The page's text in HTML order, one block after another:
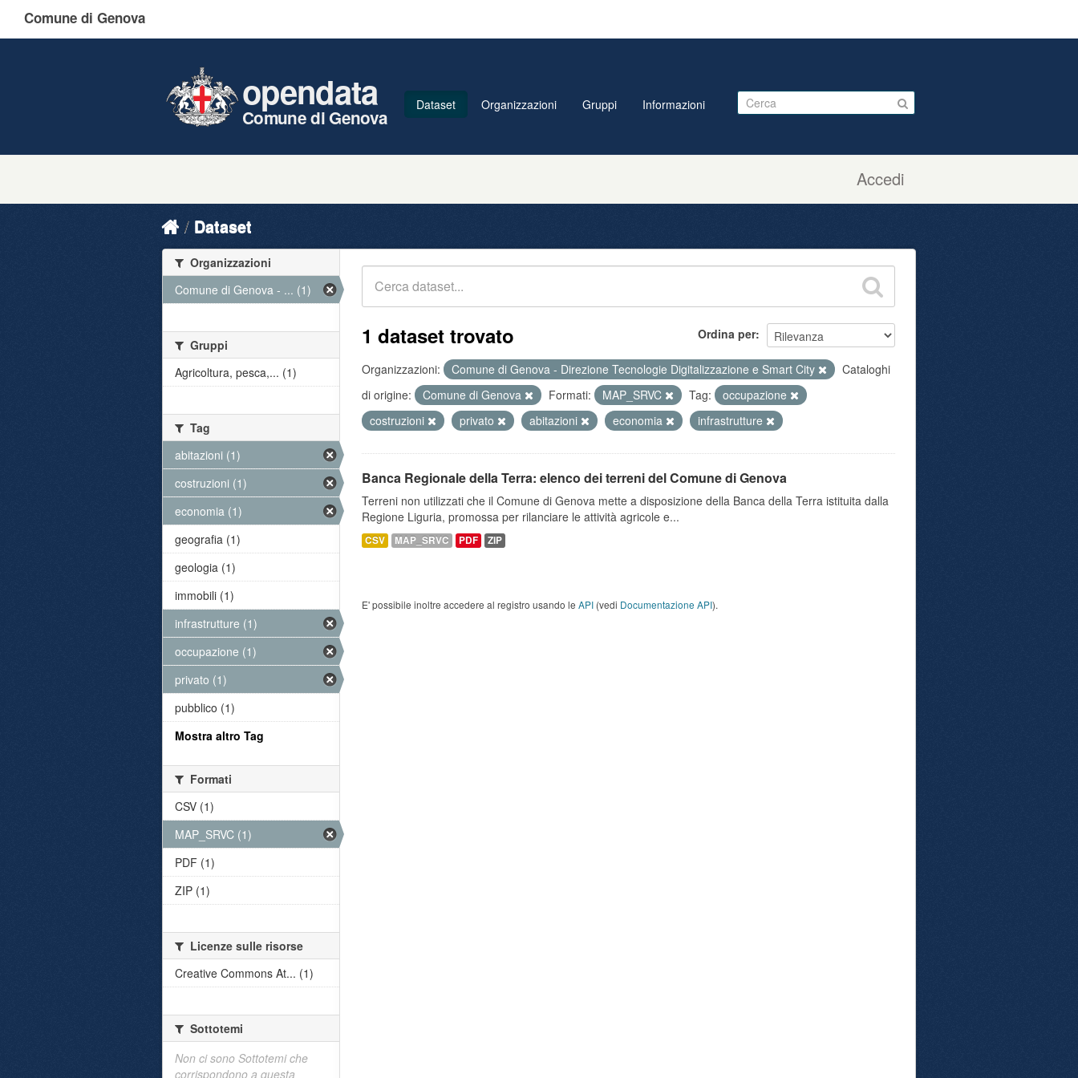
Comune di Genova
Accedi
opendata
Comune di Genova
Dataset Organizzazioni Gruppi Informazioni
Dataset
Ordina per
1 dataset trovato
Organizzazioni: Comune di Genova - Direzione Tecnologie Digitalizzazione e Smart City
Cataloghi
di origine:
Comune di Genova Formati: MAP_SRVC Tag:
occupazione
costruzioni
privato abitazioni economia infrastrutture
Banca Regionale della Terra: elenco dei terreni del Comune di Genova
Terreni non utilizzati che il Comune di Genova mette a disposizione della Banca della Terra istituita dalla
Regione Liguria, promossa per rilanciare le attività agricole e...
CSV MAP_SRVC PDF ZIP
E' possibile inoltre accedere al registro usando le API (vedi Documentazione API).
Organizzazioni
Comune di Genova - ... (1)
Gruppi
Agricoltura, pesca,... (1)
Tag
abitazioni (1)
costruzioni (1)
economia (1)
geografia (1)
geologia (1)
immobili (1)
infrastrutture (1)
occupazione (1)
privato (1)
pubblico (1)
Mostra altro Tag
Formati
CSV (1)
MAP_SRVC (1)
PDF (1)
ZIP (1)
Licenze sulle risorse
Creative Commons At... (1)
Sottotemi
Non ci sono Sottotemi che
corrispondono a questa